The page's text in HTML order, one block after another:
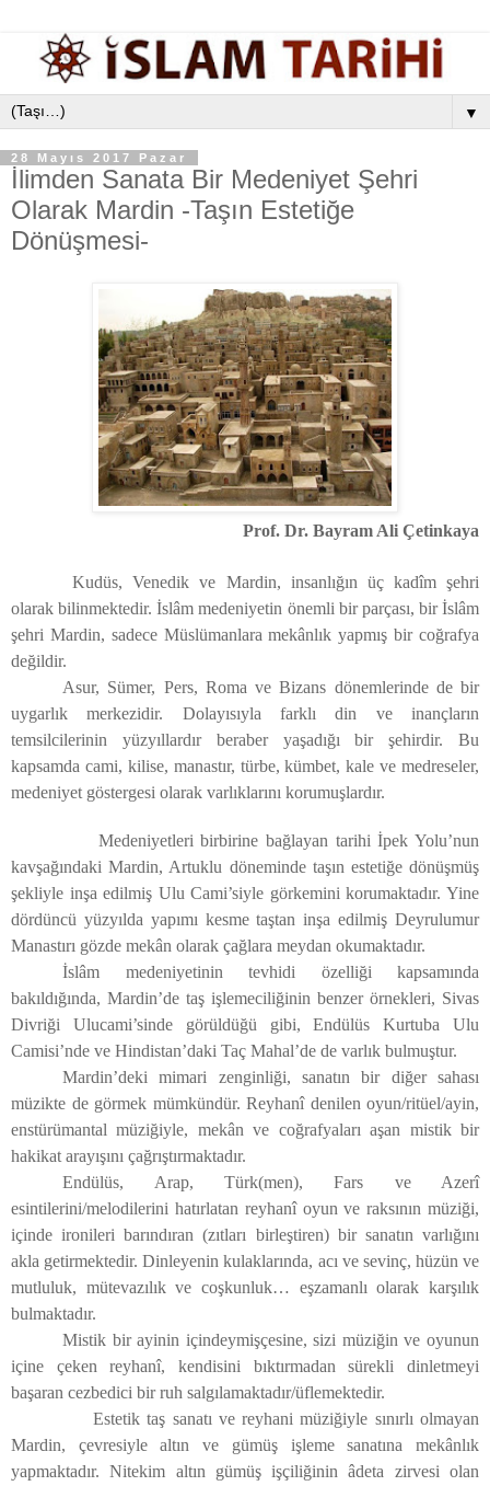
▼
28 Mayıs 2017 Pazar
İlimden Sanata Bir Medeniyet Şehri
Olarak Mardin -Taşın Estetiğe
Dönüşmesi-
Prof. Dr. Bayram Ali Çetinkaya
Kudüs, Venedik ve Mardin, insanlığın üç kadîm şehri
olarak bilinmektedir. İslâm medeniyetin önemli bir parçası, bir İslâm
şehri Mardin, sadece Müslümanlara mekânlık yapmış bir coğrafya
değildir.
Asur, Sümer, Pers, Roma ve Bizans dönemlerinde de bir
uygarlık merkezidir. Dolayısıyla farklı din ve inançların
temsilcilerinin yüzyıllardır beraber yaşadığı bir şehirdir. Bu
kapsamda cami, kilise, manastır, türbe, kümbet, kale ve medreseler,
medeniyet göstergesi olarak varlıklarını korumuşlardır.
Medeniyetleri birbirine bağlayan tarihi İpek Yolu’nun
kavşağındaki Mardin, Artuklu döneminde taşın estetiğe dönüşmüş
şekliyle inşa edilmiş Ulu Cami’siyle görkemini korumaktadır. Yine
dördüncü yüzyılda yapımı kesme taştan inşa edilmiş Deyrulumur
Manastırı gözde mekân olarak çağlara meydan okumaktadır.
İslâm medeniyetinin tevhidi özelliği kapsamında
bakıldığında, Mardin’de taş işlemeciliğinin benzer örnekleri, Sivas
Divriği Ulucami’sinde görüldüğü gibi, Endülüs Kurtuba Ulu
Camisi’nde ve Hindistan’daki Taç Mahal’de de varlık bulmuştur.
Mardin’deki mimari zenginliği, sanatın bir diğer sahası
müzikte de görmek mümkündür. Reyhanî denilen oyun/ritüel/ayin,
enstürümantal müziğiyle, mekân ve coğrafyaları aşan mistik bir
hakikat arayışını çağrıştırmaktadır.
Endülüs, Arap, Türk(men), Fars ve Azerî
esintilerini/melodilerini hatırlatan reyhanî oyun ve raksının müziği,
içinde ironileri barındıran (zıtları birleştiren) bir sanatın varlığını
akla getirmektedir. Dinleyenin kulaklarında, acı ve sevinç, hüzün ve
mutluluk, mütevazılık ve coşkunluk… eşzamanlı olarak karşılık
bulmaktadır.
Mistik bir ayinin içindeymişçesine, sizi müziğin ve oyunun
içine çeken reyhanî, kendisini bıktırmadan sürekli dinletmeyi
başaran cezbedici bir ruh salgılamaktadır/üflemektedir.
Estetik taş sanatı ve reyhani müziğiyle sınırlı olmayan
Mardin, çevresiyle altın ve gümüş işleme sanatına mekânlık
yapmaktadır. Nitekim altın gümüş işçiliğinin âdeta zirvesi olan